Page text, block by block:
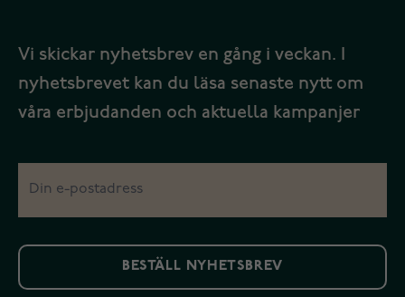
Vi skickar nyhetsbrev en gång i veckan. I
nyhetsbrevet kan du läsa senaste nytt om
våra erbjudanden och aktuella kampanjer
BESTÄLL NYHETSBREV